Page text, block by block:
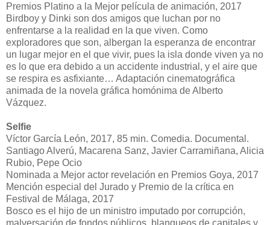
Premios Platino a la Mejor película de animación, 2017
Birdboy y Dinki son dos amigos que luchan por no
enfrentarse a la realidad en la que viven. Como
exploradores que son, albergan la esperanza de encontrar
un lugar mejor en el que vivir, pues la isla donde viven ya no
es lo que era debido a un accidente industrial, y el aire que
se respira es asfixiante… Adaptación cinematográfica
animada de la novela gráfica homónima de Alberto
Vázquez.
Selfie
Víctor García León, 2017, 85 min. Comedia. Documental.
Santiago Alverú, Macarena Sanz, Javier Carramiñana, Alicia
Rubio, Pepe Ocio
Nominada a Mejor actor revelación en Premios Goya, 2017
Mención especial del Jurado y Premio de la crítica en
Festival de Málaga, 2017
Bosco es el hijo de un ministro imputado por corrupción,
malversación de fondos públicos, blanqueos de capitales y